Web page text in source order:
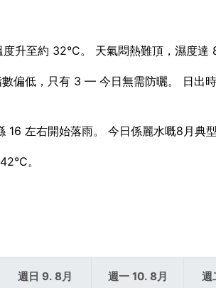
升至約 32°C。 天氣悶熱難頂，濕度達
偏低，只有 3 — 今日無需防曬。 日出
左右開始落雨。 今日係麗水嘅8月典
。
週日 9. 8月 週一 10. 8月 週